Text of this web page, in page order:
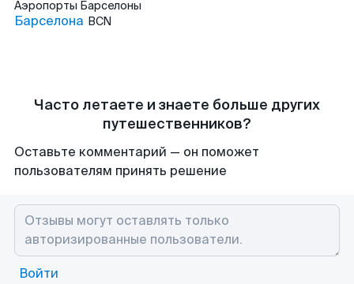
Аэропорты Барселоны
Барселона BCN
Часто летаете и знаете больше других
путешественников?
Оставьте комментарий — он поможет
пользователям принять решение
Войти